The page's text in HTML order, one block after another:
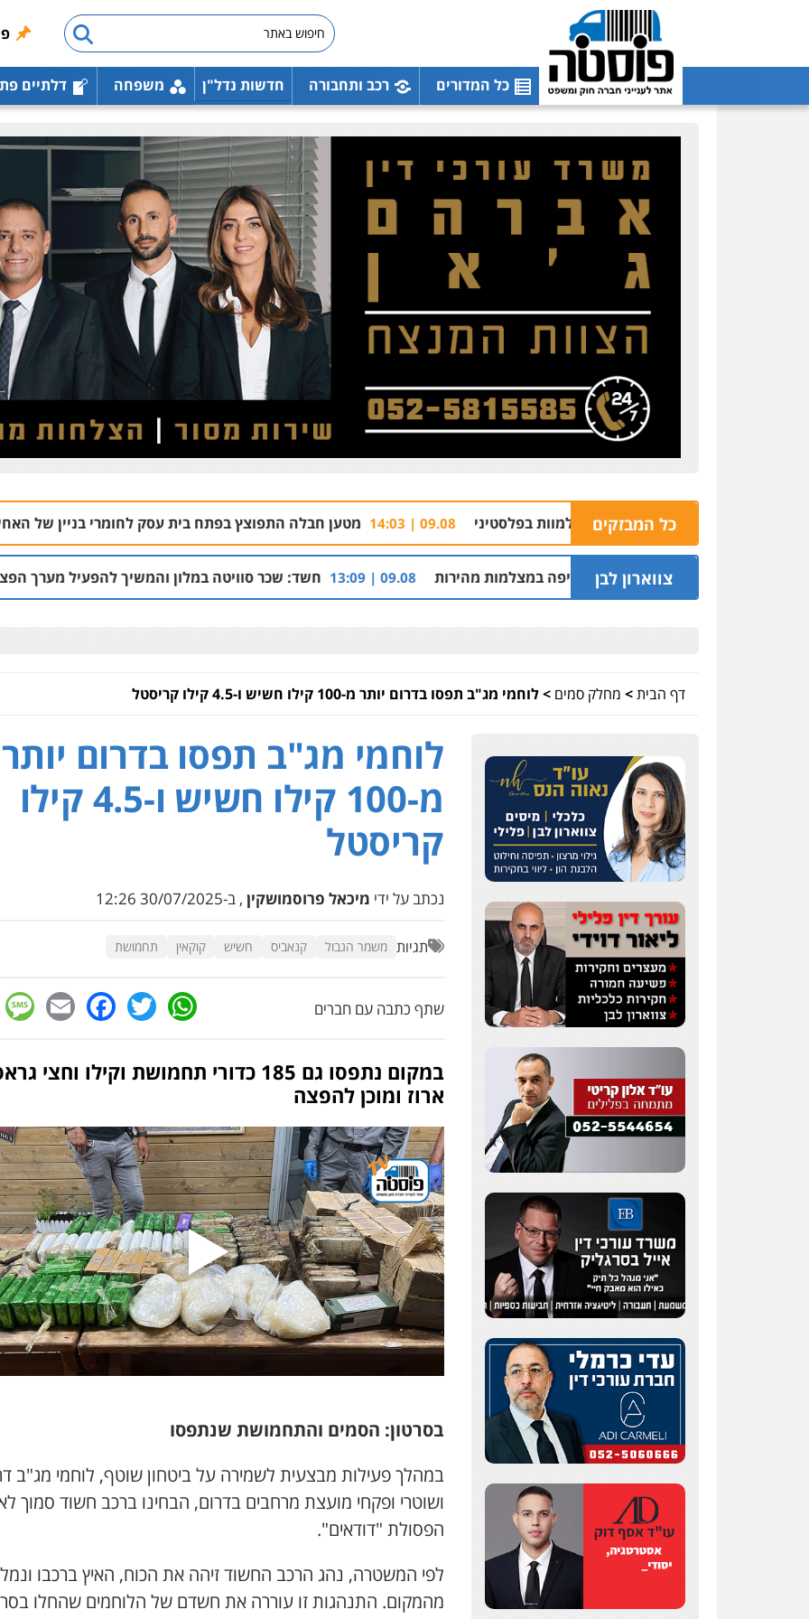
כל המדורים רכב ותחבורה חדשות נדל"ן משפחה דלתיים
כל המבזקים
עפר שירה למוות בפלסטיני 09.08 | 14:03 מטען חבלה התפוצץ בפתח בית עסק לחומרי בניין של האחים עמרם בחדרה
צווארון לבן
לשינוי סף האכיפה במצלמות מהירות 09.08 | 13:09 חשד: שכר סוויטה במלון והמשיך להפעיל מערך הפצת וקיזוז חשבוניות
דף הבית> מחלק סמים >לוחמי מג"ב תפסו בדרום יותר מ-100 קילו חשיש ו-4.5 קילו קריסטל
עו"ד אלון קריטי
פלילי כלכלי אלימות
סמים מעצרים
0525544654
שני אלגרבלי – משרד
עורכי דין
פלילי עורכי דין לענייני
אסירים תעבורה
0507120031
עו"ד רונן בנדל
משפט פלילי פשיעה
לוחמי מג"ב תפסו בדרום יותר
מ-100 קילו חשיש ו-4.5 קילו
קריסטל
נכתב על ידי מיכאל פרוסמושקין , ב-30/07/2025 12:26
תגיות משמר הגבול קנאביס חשיש קוקאין תחמושת
שתף כתבה עם חברים WhatsApp
Twitter
במקום נתפסו גם 185 כדורי תחמושת וקילו וחצי
ארוז ומוכן להפצה
בסרטון: הסמים והתחמושת שנתפסו
במהלך פעילות מבצעית לשמירה על ביטחון שוטף, לוחמי מג"ב
ושוטרי ופקחי מועצת מרחבים בדרום, הבחינו ברכב חשוד סמוך
הפסולת "דודאים".
לפי המשטרה, נהג הרכב החשוד זיהה את הכוח, האיץ ברכבו
מהמקום. התנהגות זו עוררה את חשדם של הלוחמים שהחלו